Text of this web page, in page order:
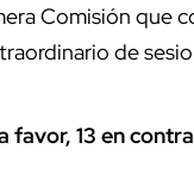
Comisión que
de
13 en